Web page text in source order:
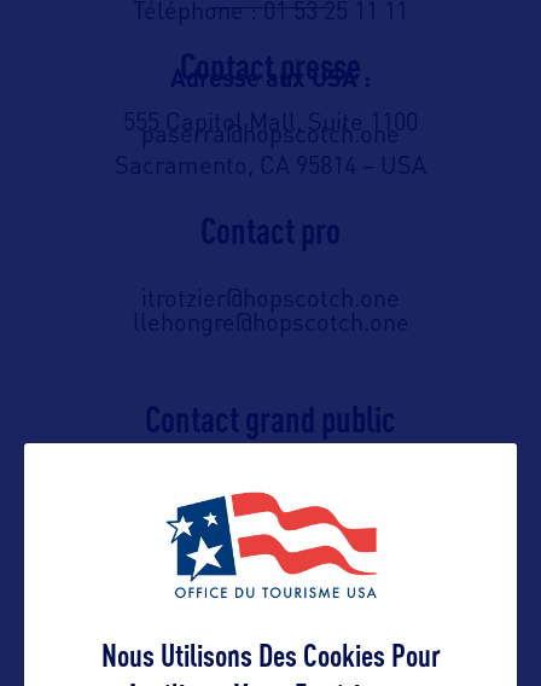
Téléphone : 01 53 25 11 11
Adresse aux USA :
555 Capitol Mall, Suite 1100
Sacramento, CA 95814 – USA
Contact presse
paserra@hopscotch.one
Contact pro
itrotzier@hopscotch.one
llehongre@hopscotch.one
Contact grand public
californie-tourism@hopscotch.one
01 53 25 11 11
Nous Utilisons Des Cookies Pour